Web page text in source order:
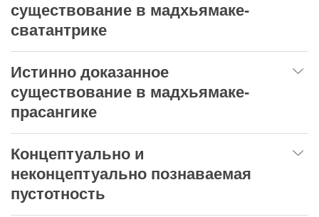
существование в мадхьямаке-
сватантрике
Истинно доказанное
существование в мадхьямаке-
прасангике
Концептуально и
неконцептуально познаваемая
пустотность